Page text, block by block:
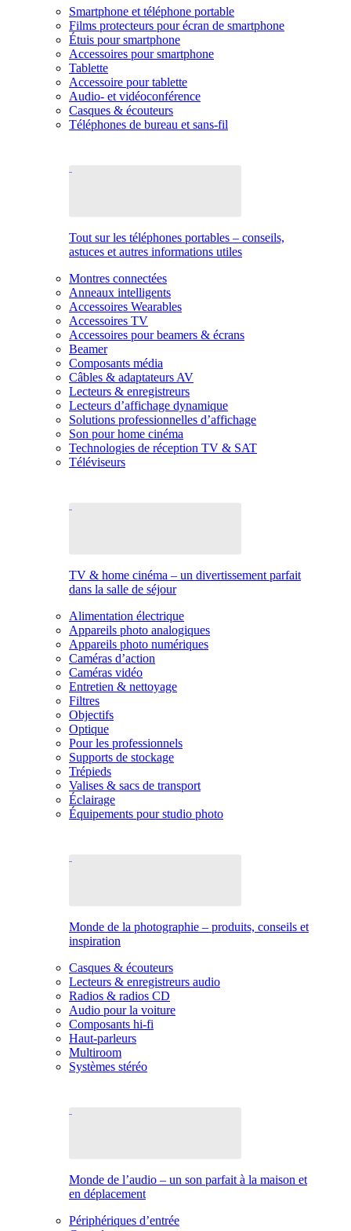
Smartphone et téléphone portable
Films protecteurs pour écran de smartphone
Étuis pour smartphone
Accessoires pour smartphone
Tablette
Accessoire pour tablette
Audio- et vidéoconférence
Casques & écouteurs
Téléphones de bureau et sans-fil
Tout sur les téléphones portables – conseils,
astuces et autres informations utiles
Montres connectées
Anneaux intelligents
Accessoires Wearables
Accessoires TV
Accessoires pour beamers & écrans
Beamer
Composants média
Câbles & adaptateurs AV
Lecteurs & enregistreurs
Lecteurs d’affichage dynamique
Solutions professionnelles d’affichage
Son pour home cinéma
Technologies de réception TV & SAT
Téléviseurs
TV & home cinéma – un divertissement parfait
dans la salle de séjour
Alimentation électrique
Appareils photo analogiques
Appareils photo numériques
Caméras d’action
Caméras vidéo
Entretien & nettoyage
Filtres
Objectifs
Optique
Pour les professionnels
Supports de stockage
Trépieds
Valises & sacs de transport
Éclairage
Équipements pour studio photo
Monde de la photographie – produits, conseils et
inspiration
Casques & écouteurs
Lecteurs & enregistreurs audio
Radios & radios CD
Audio pour la voiture
Composants hi-fi
Haut-parleurs
Multiroom
Systèmes stéréo
Monde de l’audio – un son parfait à la maison et
en déplacement
Périphériques d’entrée